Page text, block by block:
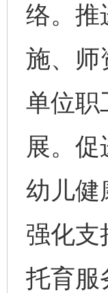
络。推
施、师
单位职
展。
幼儿健
强化支
托育服